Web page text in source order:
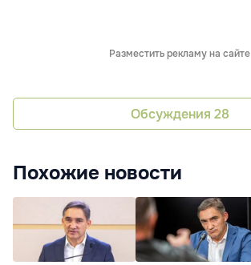
Разместить рекламу на сайте
Обсуждения 28
Похожие новости